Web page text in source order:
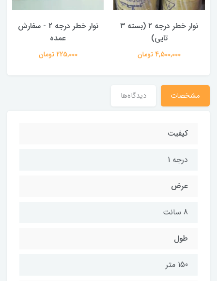
نوار خطر درجه ۲ (بسته ۳
تایی)
4,500,000 تومان
نوار خطر درجه 2 - سفارش
عمده
225,000 تومان
مشخصات دیدگاه‌ها
کیفیت
درجه 1
عرض
8 سانت
طول
150 متر